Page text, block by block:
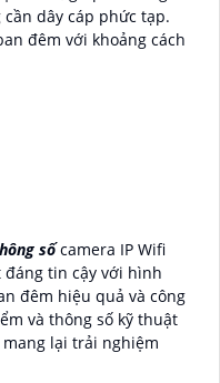
dây cáp phức tạp.
đêm với khoảng cách
sốcamera IP Wifi
tin cậy với hình
đêm hiệu quả và công
và thông số kỹ thuật
lại trải nghiệm